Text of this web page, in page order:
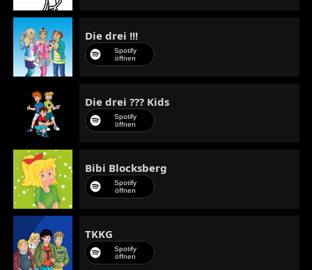
Die drei !!!
Spotify
öffnen
Die drei ??? Kids
Spotify
öffnen
Bibi Blocksberg
Spotify
öffnen
TKKG
Spotify
öffnen